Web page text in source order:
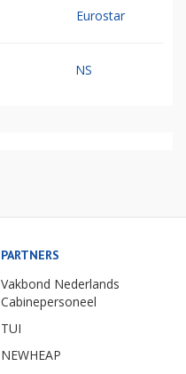
Eurostar
NS
PARTNERS
Vakbond Nederlands
Cabinepersoneel
TUI
NEWHEAP